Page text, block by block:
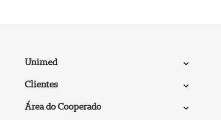
Unimed
Clientes
Área do Cooperado